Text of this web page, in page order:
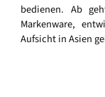
bedienen. Ab
Markenware,
Aufsicht in Asien